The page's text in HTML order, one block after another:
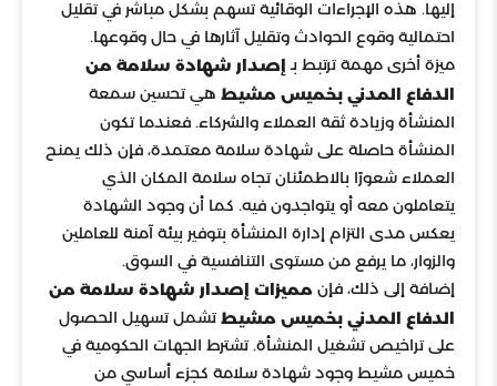
إليها. هذه الإجراءات الوقائية تسهم بشكل مباشر في تقليل
احتمالية وقوع الحوادث وتقليل آثارها في حال وقوعها.
ميزة أخرى مهمة ترتبط بـ إصدار شهادة سلامة من
الدفاع المدني بخميس مشيط هي تحسين سمعة
المنشأة وزيادة ثقة العملاء والشركاء. فعندما تكون
المنشأة حاصلة على شهادة سلامة معتمدة، فإن ذلك يمنح
العملاء شعورًا بالاطمئنان تجاه سلامة المكان الذي
يتعاملون معه أو يتواجدون فيه. كما أن وجود الشهادة
يعكس مدى التزام إدارة المنشأة بتوفير بيئة آمنة للعاملين
والزوار، ما يرفع من مستوى التنافسية في السوق.
إضافة إلى ذلك، فإن مميزات إصدار شهادة سلامة من
الدفاع المدني بخميس مشيطتشمل تسهيل الحصول
على تراخيص تشغيل المنشأة. تشترط الجهات الحكومية في
خميس مشيط وجود شهادة سلامة كجزء أساسي من